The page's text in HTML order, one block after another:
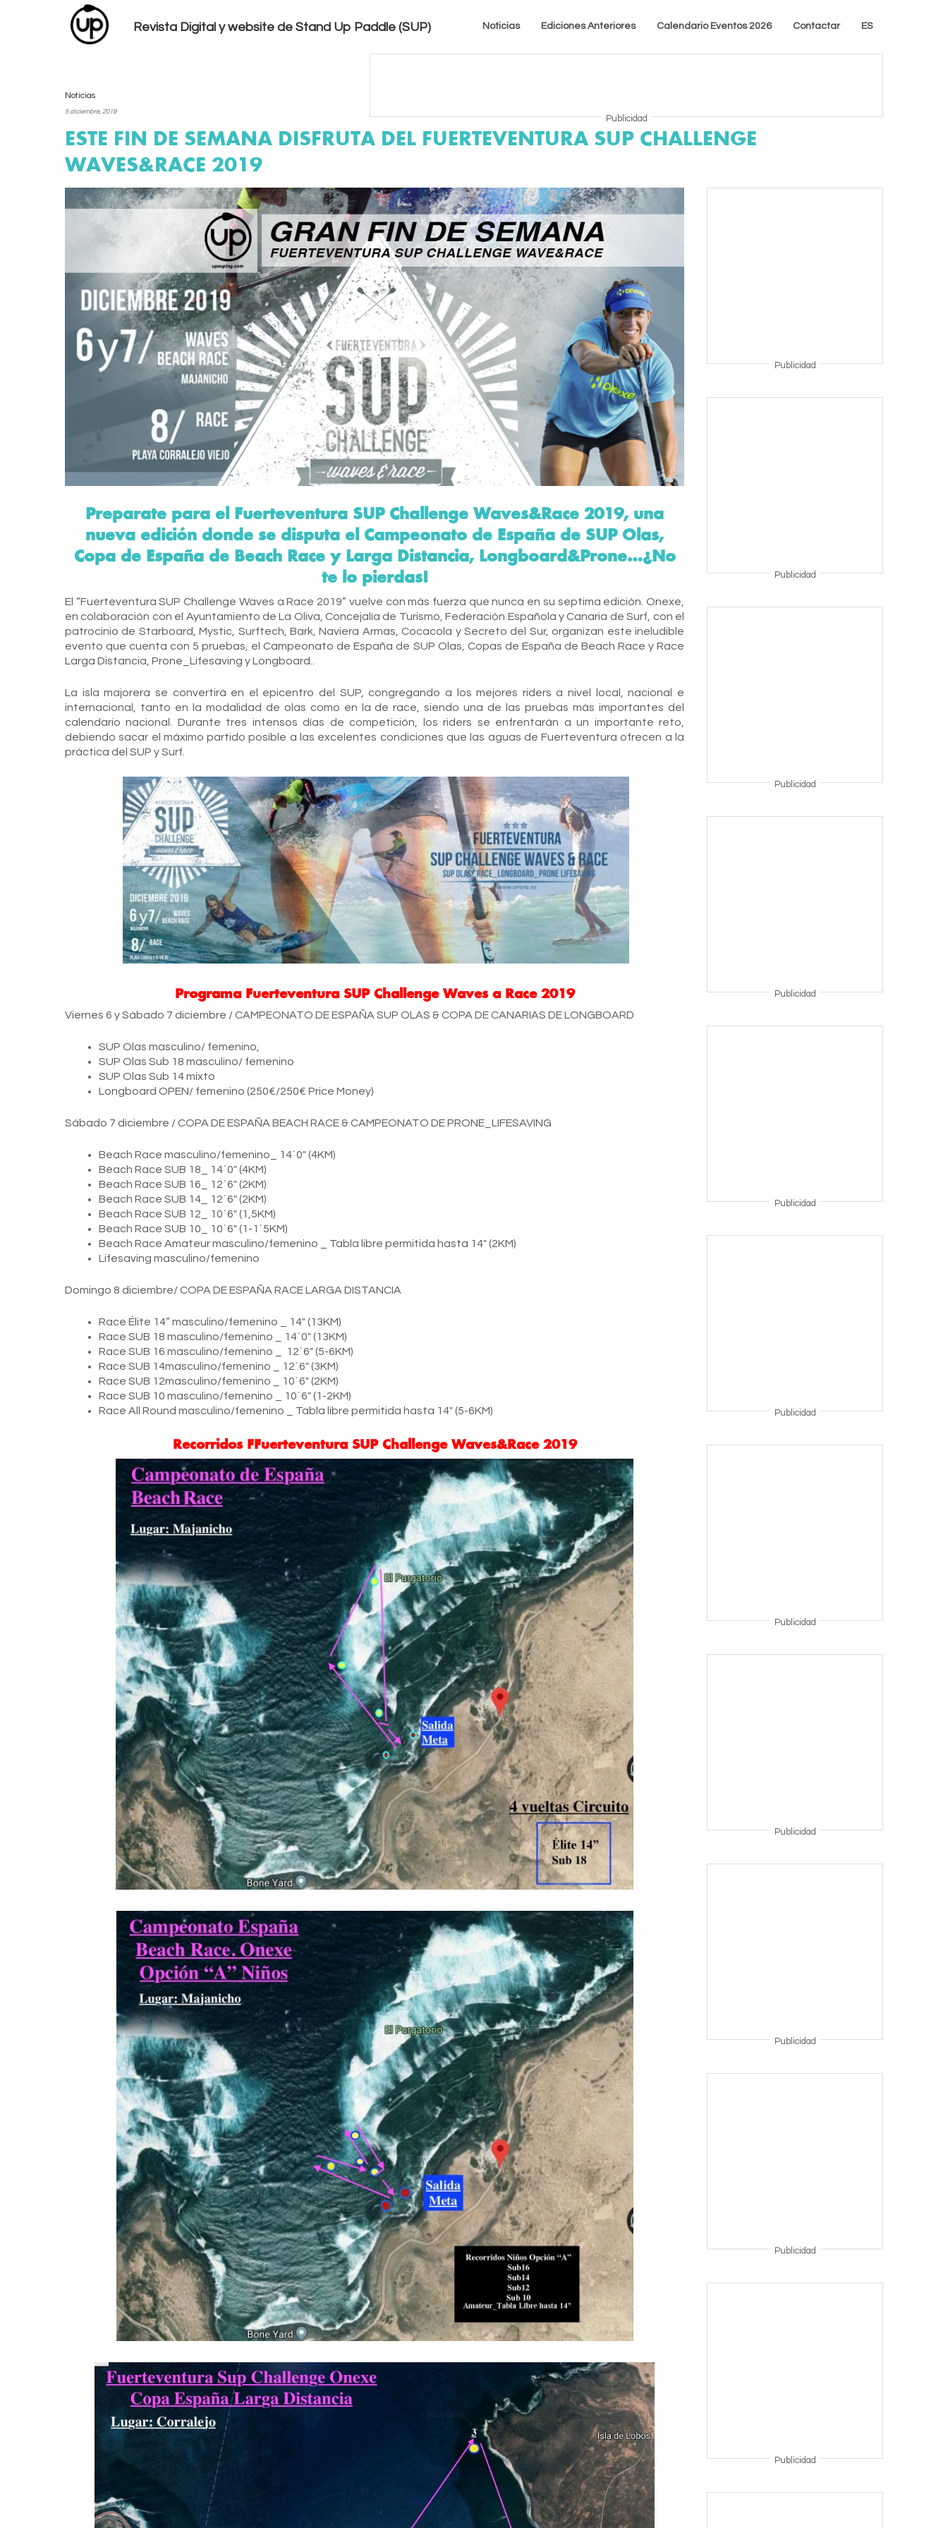
Revista Digital y website de Stand Up Paddle (SUP) Noticias Ediciones Anteriores Calendario Eventos 2026 Contactar ES
Publicidad
Noticias
5 diciembre, 2019
ESTE FIN DE SEMANA DISFRUTA DEL FUERTEVENTURA SUP CHALLENGE
WAVES&RACE 2019
Preparate para el Fuerteventura SUP Challenge Waves&Race 2019, una
nueva edición donde se disputa el Campeonato de España de SUP Olas,
Copa de España de Beach Race y Larga Distancia, Longboard&Prone…¡No
te lo pierdas!
El “Fuerteventura SUP Challenge Waves a Race 2019” vuelve con más fuerza que nunca en su septima edición. Onexe,
en colaboración con el Ayuntamiento de La Oliva, Concejalía de Turismo, Federación Española y Canaria de Surf, con el
patrocinio de Starboard, Mystic, Surftech, Bark, Naviera Armas, Cocacola y Secreto del Sur, organizan este ineludible
evento que cuenta con 5 pruebas, el Campeonato de España de SUP Olas, Copas de España de Beach Race y Race
Larga Distancia, Prone_Lifesaving y Longboard..
La isla majorera se convertirá en el epicentro del SUP, congregando a los mejores riders a nivel local, nacional e
internacional, tanto en la modalidad de olas como en la de race, siendo una de las pruebas más importantes del
calendario nacional. Durante tres intensos días de competición, los riders se enfrentarán a un importante reto,
debiendo sacar el máximo partido posible a las excelentes condiciones que las aguas de Fuerteventura ofrecen a la
práctica del SUP y Surf.
Programa Fuerteventura SUP Challenge Waves a Race 2019
Viernes 6 y Sábado 7 diciembre / CAMPEONATO DE ESPAÑA SUP OLAS & COPA DE CANARIAS DE LONGBOARD
SUP Olas masculino/ femenino,
SUP Olas Sub 18 masculino/ femenino
SUP Olas Sub 14 mixto
Longboard OPEN/ femenino (250€/250€ Price Money)
Sábado 7 diciembre / COPA DE ESPAÑA BEACH RACE & CAMPEONATO DE PRONE_LIFESAVING
Beach Race masculino/femenino_ 14´0″ (4KM)
Beach Race SUB 18_ 14´0″ (4KM)
Beach Race SUB 16_ 12´6″ (2KM)
Beach Race SUB 14_ 12´6″ (2KM)
Beach Race SUB 12_ 10´6″ (1,5KM)
Beach Race SUB 10_ 10´6″ (1-1´5KM)
Beach Race Amateur masculino/femenino _ Tabla libre permitida hasta 14″ (2KM)
Lifesaving masculino/femenino
Domingo 8 diciembre/ COPA DE ESPAÑA RACE LARGA DISTANCIA
Race Élite 14” masculino/femenino _ 14″ (13KM)
Race SUB 18 masculino/femenino _ 14´0″ (13KM)
Race SUB 16 masculino/femenino _ 12´6″ (5-6KM)
Race SUB 14masculino/femenino _ 12´6″ (3KM)
Race SUB 12masculino/femenino _ 10´6″ (2KM)
Race SUB 10 masculino/femenino _ 10´6″ (1-2KM)
Race All Round masculino/femenino _ Tabla libre permitida hasta 14″ (5-6KM)
Recorridos FFuerteventura SUP Challenge Waves&Race 2019
Publicidad
Publicidad
Publicidad
Publicidad
Publicidad
Publicidad
Publicidad
Publicidad
Publicidad
Publicidad
Publicidad